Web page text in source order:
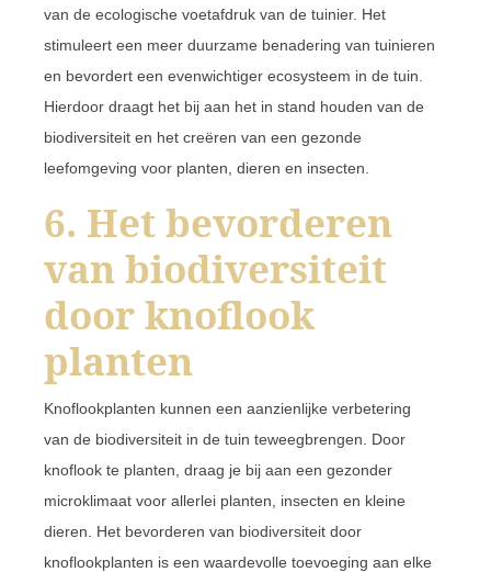
van de ecologische voetafdruk van de tuinier. Het
stimuleert een meer duurzame benadering van tuinieren
en bevordert een evenwichtiger ecosysteem in de tuin.
Hierdoor draagt het bij aan het in stand houden van de
biodiversiteit en het creëren van een gezonde
leefomgeving voor planten, dieren en insecten.
6. Het bevorderen
van biodiversiteit
door knoflook
planten
Knoflookplanten kunnen een aanzienlijke verbetering
van de biodiversiteit in de tuin teweegbrengen. Door
knoflook te planten, draag je bij aan een gezonder
microklimaat voor allerlei planten, insecten en kleine
dieren. Het bevorderen van biodiversiteit door
knoflookplanten is een waardevolle toevoeging aan elke